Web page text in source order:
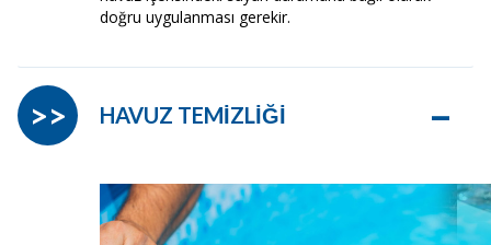
doğru uygulanması gerekir.
HAVUZ TEMİZLİĞİ –
>>